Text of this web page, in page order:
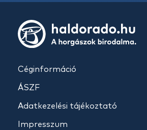
Céginformáció
ÁSZF
Adatkezelési tájékoztató
Impresszum